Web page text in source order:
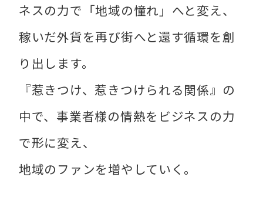
ネスの力で「地域の憧れ」へと変え、
稼いだ外貨を再び街へと還す循環を創
り出します。
『惹きつけ、惹きつけられる関係』の
中で、事業者様の情熱をビジネスの力
で形に変え、
地域のファンを増やしていく。